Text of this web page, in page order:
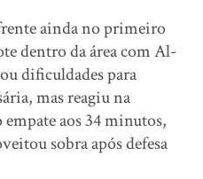
ainda no primeiro
dentro da área com Al-
dificuldades para
mas reagiu na
empate aos 34 minutos,
sobra após defesa